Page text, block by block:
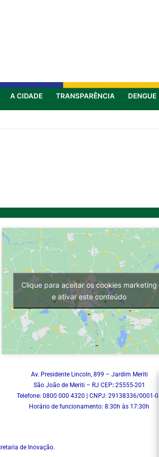
A CIDADE TRANSPARÊNCIA DENGUE
Clique para aceitar os cookies marketing
e ativar este conteúdo
Av. Presidente Lincoln, 899 – Jardim Meriti
São João de Meriti – RJ CEP:25555-201
Telefone: 0800 000 4320 | CNPJ: 29138336/0001-05
Horário de funcionamento: 8:30h às 17:30h
de Inovação.